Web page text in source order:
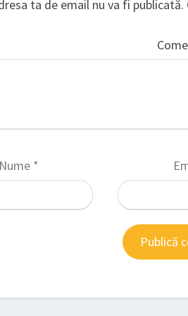
ta de email nu va fi publicată.
*